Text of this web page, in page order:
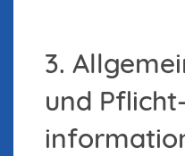
3.
und